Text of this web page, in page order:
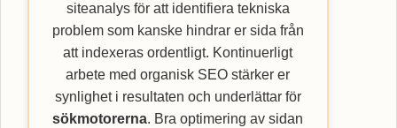
siteanalys för att identifiera tekniska
problem som kanske hindrar er sida från
att indexeras ordentligt. Kontinuerligt
arbete med organisk SEO stärker er
synlighet i resultaten och underlättar för
sökmotorerna. Bra optimering av sidan